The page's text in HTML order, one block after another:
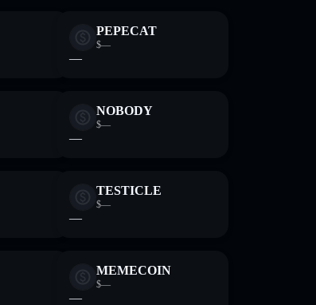
PEPECAT
$—
—
NOBODY
$—
—
TESTICLE
$—
—
MEMECOIN
$—
—